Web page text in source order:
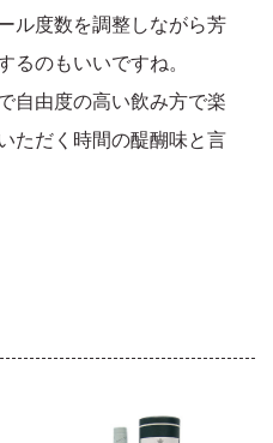
ル度数を調整しながら芳
るのもいいですね。
自由度の高い飲み方で楽
ただく時間の醍醐味と言